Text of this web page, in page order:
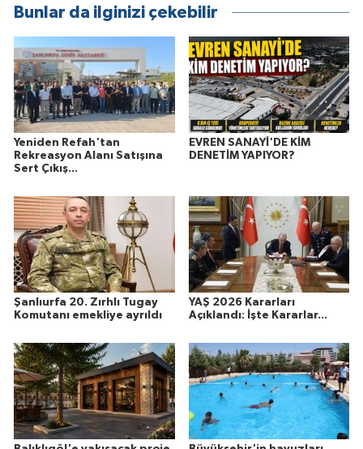
Bunlar da ilginizi çekebilir
Yeniden Refah'tan
Rekreasyon Alanı Satışına
Sert Çıkış...
EVREN SANAYİ'DE KİM
DENETİM YAPIYOR?
Şanlıurfa 20. Zırhlı Tugay
Komutanı emekliye ayrıldı
YAŞ 2026 Kararları
Açıklandı: İşte Kararlar...